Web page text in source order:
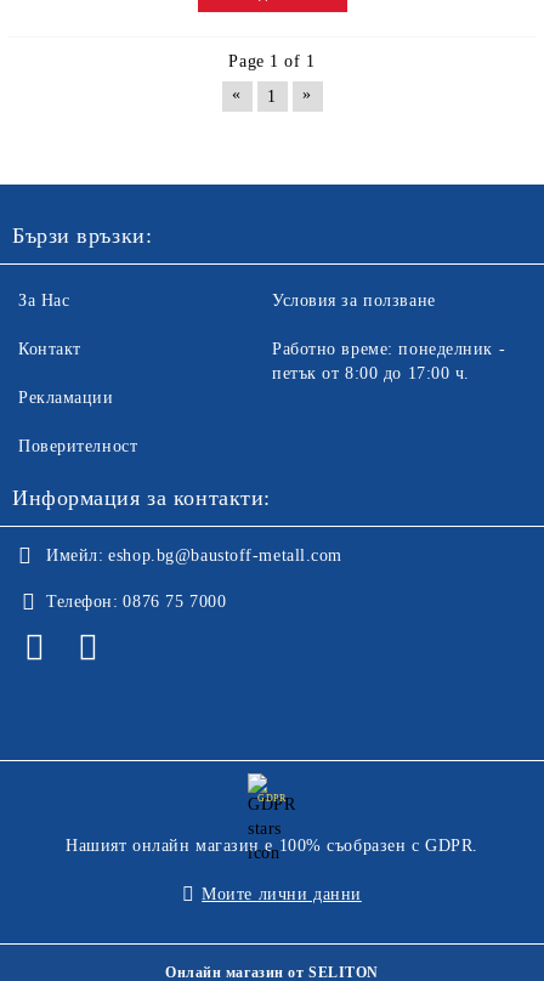
Page 1 of 1
«
1 »
Бързи връзки:
За Нас
Контакт
Рекламации
Поверителност
Условия за ползване
Работно време: понеделник -
петък от 8:00 до 17:00 ч.
Информация за контакти:
Имейл: eshop.bg@baustoff-metall.com
Телефон: 0876 75 7000
GDPR
Нашият онлайн магазин е 100% съобразен с GDPR.
Моите лични данни
Онлайн магазин от SELITON